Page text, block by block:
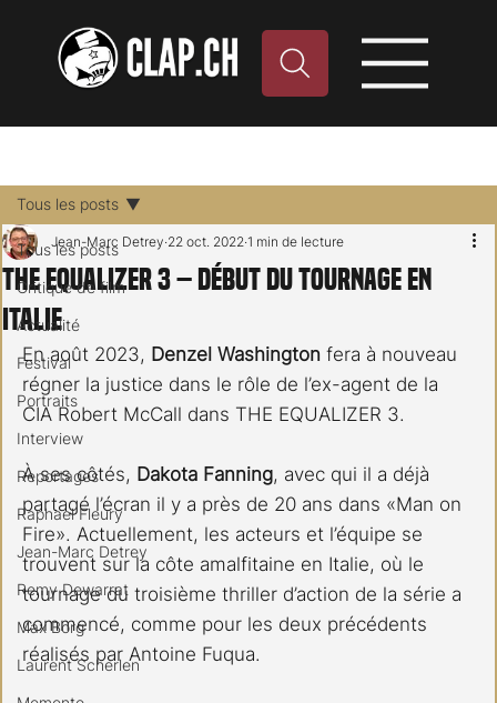
Tous les posts
Critique de film
Actualité
Festival
Portraits
Interview
Reportages
Raphael Fleury
Jean-Marc Detrey
Remy Dewarrat
Max Borg
Laurent Scherlen
Tous les posts
THE EQUALIZER 3 – Début du tournage en
Italie
Jean-Marc Detrey 22 oct. 2022 1 min de lecture
En août 2023, Denzel Washington fera à nouveau
régner la justice dans le rôle de l’ex-agent de la
CIA Robert McCall dans THE EQUALIZER 3.
À ses côtés, Dakota Fanning, avec qui il a déjà
partagé l’écran il y a près de 20 ans dans «Man on
Fire». Actuellement, les acteurs et l’équipe se
trouvent sur la côte amalfitaine en Italie, où le
tournage du troisième thriller d’action de la série a
commencé, comme pour les deux précédents
réalisés par Antoine Fuqua.